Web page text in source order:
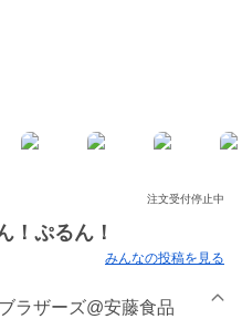
注文受付停止中
ぷるん！
みんなの投稿を見る
ラザーズ@安藤食品